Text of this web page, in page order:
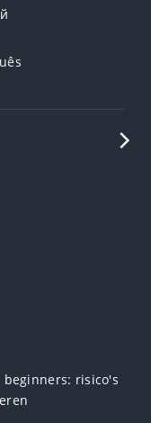
beginners: risico's